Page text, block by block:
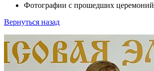
Фотографии с прошедших церемоний
Вернуться назад